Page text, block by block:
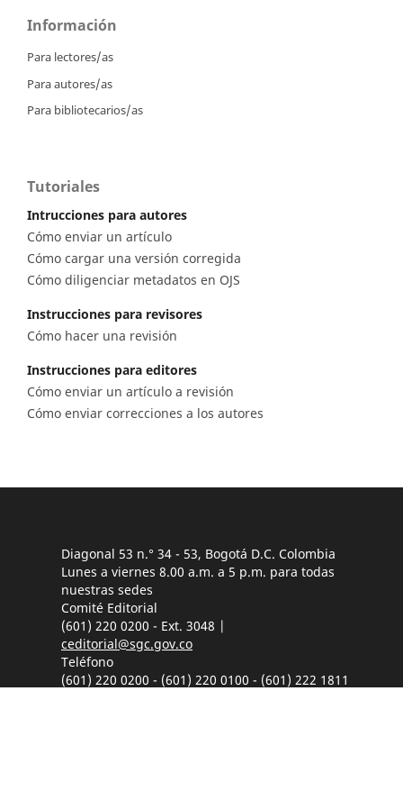
Información
Para lectores/as
Para autores/as
Para bibliotecarios/as
Tutoriales
Intrucciones para autores
Cómo enviar un artículo
Cómo cargar una versión corregida
Cómo diligenciar metadatos en OJS
Instrucciones para revisores
Cómo hacer una revisión
Instrucciones para editores
Cómo enviar un artículo a revisión
Cómo enviar correcciones a los autores
Diagonal 53 n.° 34 - 53, Bogotá D.C. Colombia
Lunes a viernes 8.00 a.m. a 5 p.m. para todas
nuestras sedes
Comité Editorial
(601) 220 0200 - Ext. 3048 |
ceditorial@sgc.gov.co
Teléfono
(601) 220 0200 - (601) 220 0100 - (601) 222 1811